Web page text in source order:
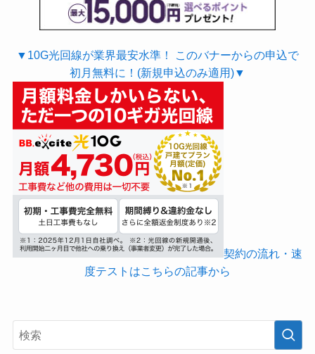
▼10G光回線が業界最安水準！ このバナーからの申込で
初月無料に！(新規申込のみ適用)▼
契約の流れ・速
度テストはこちらの記事から